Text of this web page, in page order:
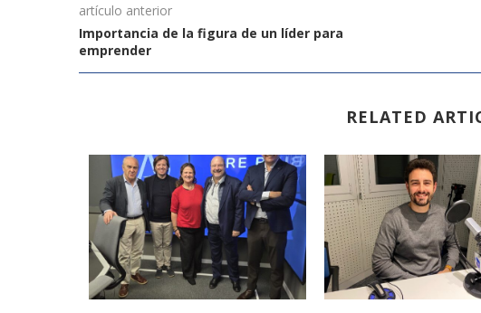
artículo anterior
Importancia de la figura de un líder para
emprender
RELATED